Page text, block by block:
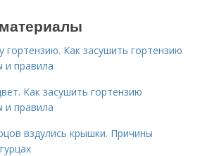
гортензию. Как засушить гортензию
правила
Как засушить гортензию
правила
вздулись крышки. Причины